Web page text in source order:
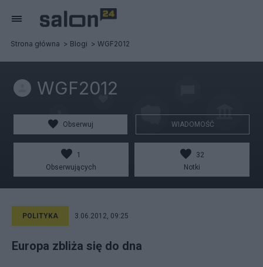
Strona główna Blogi WGF2012
WGF2012
Obserwuj WIADOMOŚĆ
1
Obserwujących
32
Notki
POLITYKA 3.06.2012, 09:25
Europa zbliża się do dna